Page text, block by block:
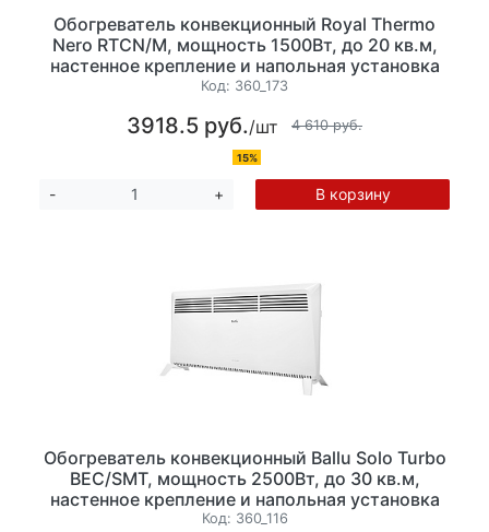
Обогреватель конвекционный Royal Thermo
Nero RTCN/M, мощность 1500Вт, до 20 кв.м,
настенное крепление и напольная установка
на колёсиках, механическое управление, цвет
Код: 360_173
3918.5 руб./шт 4 610 руб.
15%
- + В корзину
Обогреватель конвекционный Ballu Solo Turbo
BEC/SMT, мощность 2500Вт, до 30 кв.м,
настенное крепление и напольная установка
на ножках, механическое управление, цвет
Код: 360_116